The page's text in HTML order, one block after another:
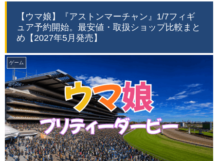
【ウマ娘】『アストンマーチャン』1/7フィギ
ュア予約開始。最安値・取扱ショップ比較まと
め【2027年5月発売】
ゲーム